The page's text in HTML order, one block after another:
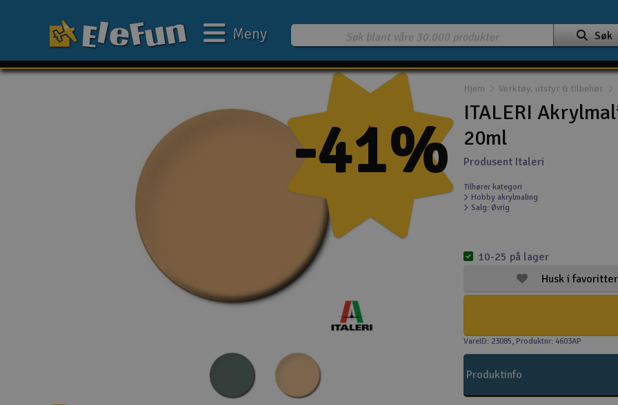
Mine favoritter
Batteri & ladere
Søk
Meny
-41%
Hjem Verktøy, utstyr & tilbehør
ITALERI
20ml
Produsent Italeri
Tilhører kategori
Hobby akrylmaling
Salg: Øvrig
Husk i favoritter
10-25 på lager
VareID: 23085, Produktnr: 4603AP
Produktinfo